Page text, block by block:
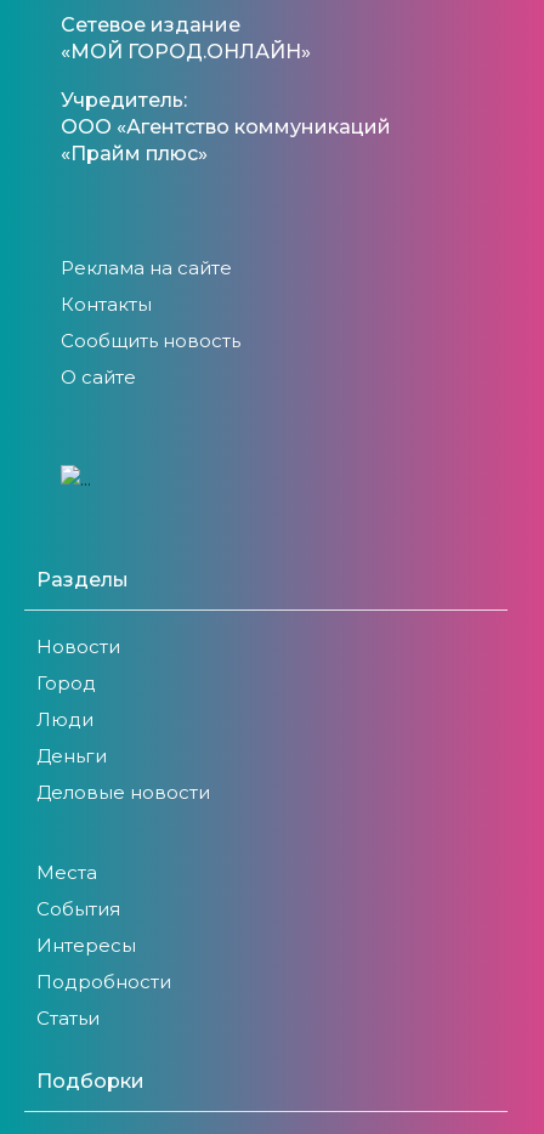
Сетевое издание
«МОЙ ГОРОД.ОНЛАЙН»
Учредитель:
ООО «Агентство коммуникаций
«Прайм плюс»
Реклама на сайте
Контакты
Сообщить новость
О сайте
Разделы
Новости
Город
Люди
Деньги
Деловые новости
Места
События
Интересы
Подробности
Статьи
Подборки